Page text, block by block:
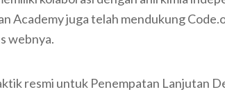
Academy juga telah mendukung
webnya.
resmi untuk Penempatan Lanjutan